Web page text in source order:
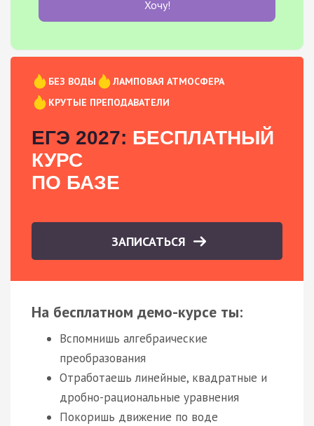
Хочу!
БЕЗ ВОДЫ
ЛАМПОВАЯ АТМОСФЕРА
КРУТЫЕ ПРЕПОДАВАТЕЛИ
ЕГЭ 2027: БЕСПЛАТНЫЙ
КУРС
ПО БАЗЕ
ЗАПИСАТЬСЯ
На бесплатном демо-курсе ты:
Вспомнишь алгебраические
преобразования
Отработаешь линейные, квадратные и
дробно-рациональные уравнения
Покоришь движение по воде